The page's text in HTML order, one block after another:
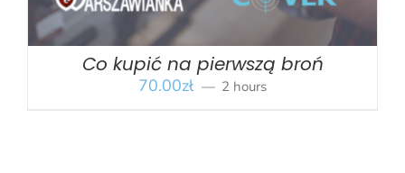
Co kupić na pierwszą broń
70.00zł 2 hours